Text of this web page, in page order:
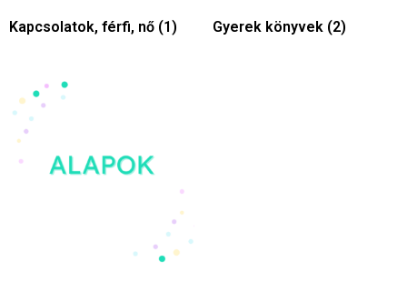
Kapcsolatok, férfi, nő (1) Gyerek könyvek (2)